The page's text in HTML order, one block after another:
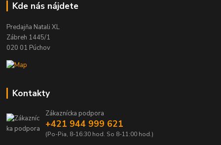
Kde nás nájdete
Predajňa Natali XL
Zábreh 1445/1
020 01 Púchov
Kontakty
Zákaznícka podpora
+421 944 999 621
(Po-Pia, 8-16:30 hod. So 8-11:00 hod.)